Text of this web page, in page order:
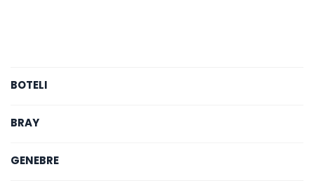
BOTELI
BRAY
GENEBRE